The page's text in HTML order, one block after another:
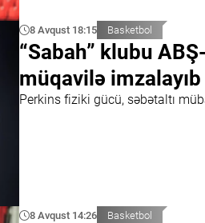
8 Avqust 18:15 Basketbol
“Sabah” klubu
müqavilə imzalayıb
Perkins fiziki gücü, səbətaltı
8 Avqust 14:26 Basketbol